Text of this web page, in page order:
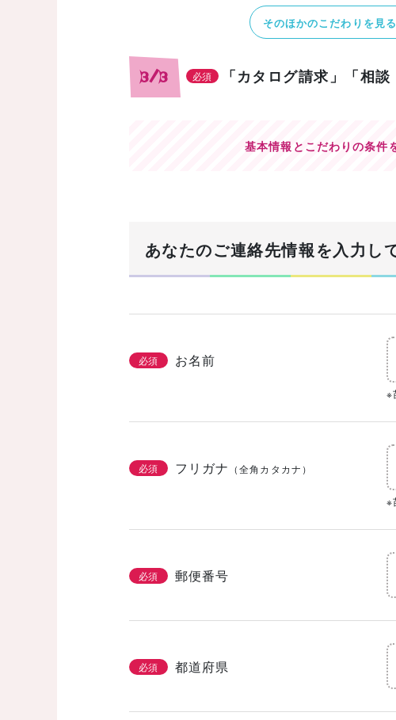
そのほかのこだわりを見る
3/3 必須 「カタログ請求」「相
基本情報とこだわりの条件
あなたのご連絡先情報を入力し
必須 お名前
※
必須 フリガナ （全角カタカナ）
※
必須 郵便番号
必須 都道府県